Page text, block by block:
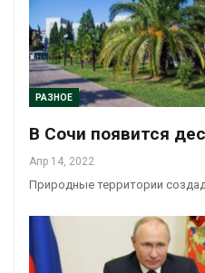
РАЗНОЕ
В Сочи появится
Апр 14, 2022
Природные территории